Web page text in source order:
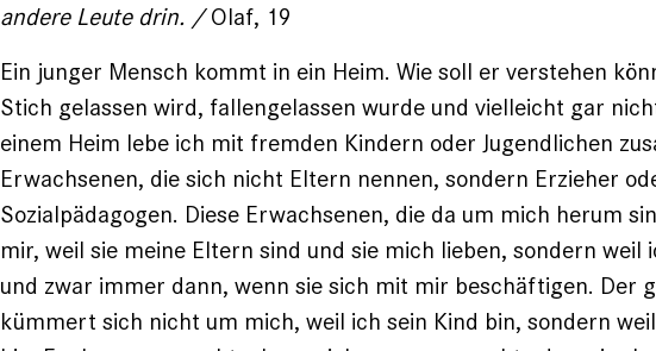
andere Leute drin. /Olaf, 19
Ein junger Mensch kommt in ein Heim. Wie soll er verstehen
Stich gelassen wird, fallengelassen wurde und vielleicht gar
einem Heim lebe ich mit fremden Kindern oder Jugendlichen
Erwachsenen, die sich nicht Eltern nennen, sondern Erzieher
Sozialpädagogen. Diese Erwachsenen, die da um mich herum
mir, weil sie meine Eltern sind und sie mich lieben, sondern weil
und zwar immer dann, wenn sie sich mit mir beschäftigen. Der
kümmert sich nicht um mich, weil ich sein Kind bin, sondern